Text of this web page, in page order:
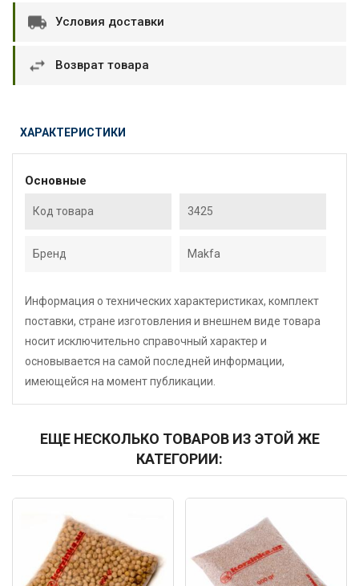
Условия доставки
Возврат товара
ХАРАКТЕРИСТИКИ
Основные
Код товара 3425
Бренд Makfa
Информация о технических характеристиках, комплект
поставки, стране изготовления и внешнем виде товара
носит исключительно справочный характер и
основывается на самой последней информации,
имеющейся на момент публикации.
ЕЩЕ НЕСКОЛЬКО ТОВАРОВ ИЗ ЭТОЙ ЖЕ
КАТЕГОРИИ: